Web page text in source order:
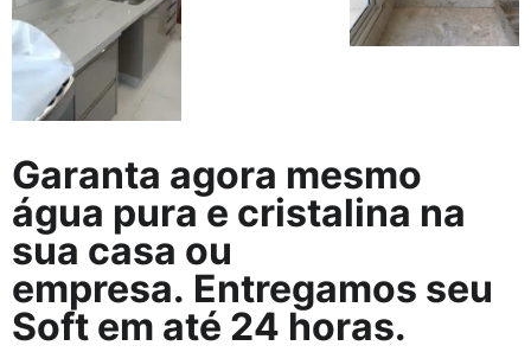
Garanta agora mesmo
água pura e cristalina na
sua casa ou
empresa. Entregamos seu
Soft em até 24 horas.